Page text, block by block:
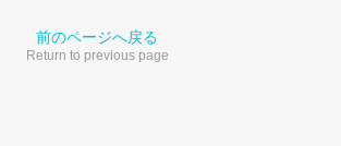
前のページへ戻る
Return to previous page